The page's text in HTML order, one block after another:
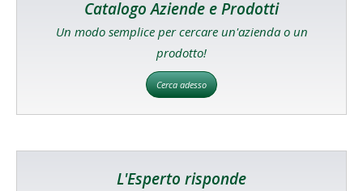
Catalogo Aziende e Prodotti
Un modo semplice per cercare un'azienda o un
prodotto!
Cerca adesso
L'Esperto risponde